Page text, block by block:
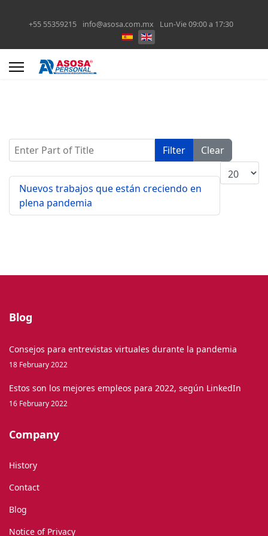
+55 55359215 info@asosa.com.mx Lun-Vie 09:00 a 17:30
Enter Part of Title Filter
Clear
Display #
Nuevos trabajos que están creciendo en
plena pandemia
Blog
Consejos para entrevistas virtuales durante la pandemia
18 February 2022
Estos son los mejores empleos para 2022, según LinkedIn
16 February 2022
Company
History
Contact
Blog
Notice of Privacy